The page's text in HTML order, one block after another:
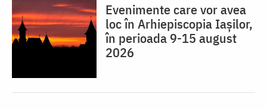
Evenimente care vor avea
loc în Arhiepiscopia Iaşilor,
în perioada 9-15 august
2026